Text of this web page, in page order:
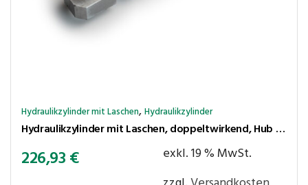
Hydraulikzylinder mit Laschen,Hydraulikzylinder
Hydraulikzylinder mit Laschen, doppeltwirkend, Hub 550 mm, Kolben ⌀50 mm, Stange ⌀30 mm
226,93€
exkl. 19 % MwSt.